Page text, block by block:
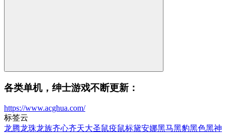
各类单机，绅士游戏不断更新：
https://www.acghua.com/
标签云
龙腾龙珠龙族齐心齐天大圣鼠疫鼠标黛安娜黑马黑豹黑色黑神